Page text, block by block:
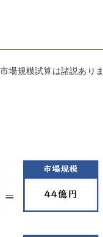
場規模試算は諸説あり